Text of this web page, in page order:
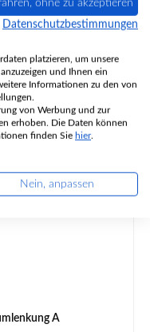
/ 1 Meter)
2-4 Tage
A
ohne zu akzeptieren
Datenschutzbestimmungen
platzieren, um unsere
und Ihnen ein
Informationen zu den von
von Werbung und zur
erhoben. Die Daten können
finden Sie hier.
Nein, anpassen